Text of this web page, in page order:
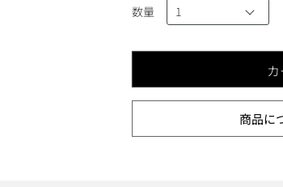
ドイツ
数量
商品に